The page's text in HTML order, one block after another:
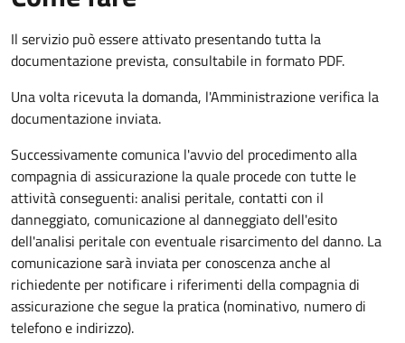
Il servizio può essere attivato presentando tutta la
documentazione prevista, consultabile in formato PDF.
Una volta ricevuta la domanda, l'Amministrazione verifica la
documentazione inviata.
Successivamente comunica l'avvio del procedimento alla
compagnia di assicurazione la quale procede con tutte le
attività conseguenti: analisi peritale, contatti con il
danneggiato, comunicazione al danneggiato dell'esito
dell'analisi peritale con eventuale risarcimento del danno. La
comunicazione sarà inviata per conoscenza anche al
richiedente per notificare i riferimenti della compagnia di
assicurazione che segue la pratica (nominativo, numero di
telefono e indirizzo).